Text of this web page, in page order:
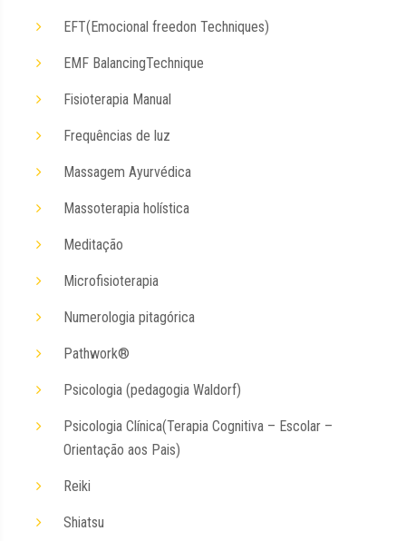
EFT(Emocional freedon Techniques)
EMF BalancingTechnique
Fisioterapia Manual
Frequências de luz
Massagem Ayurvédica
Massoterapia holística
Meditação
Microfisioterapia
Numerologia pitagórica
Pathwork®
Psicologia (pedagogia Waldorf)
Psicologia Clínica(Terapia Cognitiva – Escolar –
Orientação aos Pais)
Reiki
Shiatsu